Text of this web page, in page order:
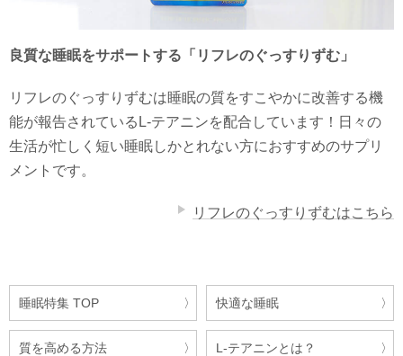
良質な睡眠をサポートする「リフレのぐっすりずむ」
リフレのぐっすりずむは睡眠の質をすこやかに改善する機
能が報告されているL-テアニンを配合しています！日々の
生活が忙しく短い睡眠しかとれない方におすすめのサプリ
メントです。
リフレのぐっすりずむはこちら
睡眠特集 TOP 快適な睡眠
質を高める方法 L-テアニンとは？